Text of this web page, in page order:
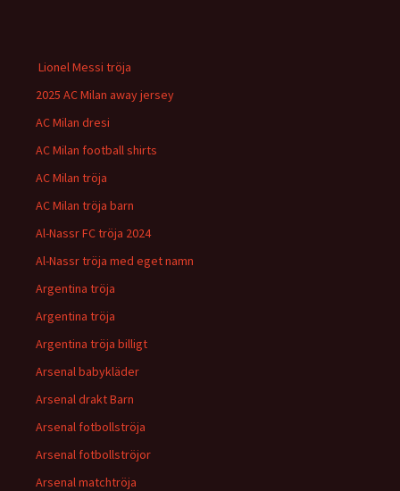
Lionel Messi tröja
2025 AC Milan away jersey
AC Milan dresi
AC Milan football shirts
AC Milan tröja
AC Milan tröja barn
Al-Nassr FC tröja 2024
Al-Nassr tröja med eget namn
Argentina tröja
Argentina tröja
Argentina tröja billigt
Arsenal babykläder
Arsenal drakt Barn
Arsenal fotbollströja
Arsenal fotbollströjor
Arsenal matchtröja